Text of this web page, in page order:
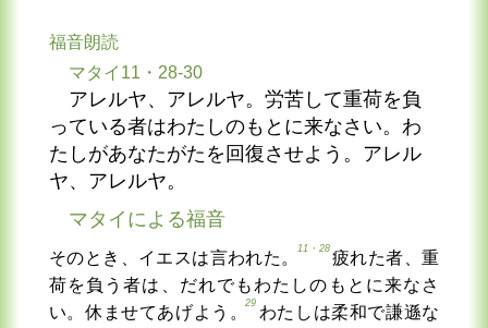
福音朗読
マタイ11・28-30
アレルヤ、アレルヤ。労苦して重荷を負
っている者はわたしのもとに来なさい。わ
たしがあなたがたを回復させよう。アレル
ヤ、アレルヤ。
マタイによる福音
そのとき、イエスは言われた。
11・28
疲れた者、重
荷を負う者は、だれでもわたしのもとに来なさ
い。休ませてあげよう。
29
わたしは柔和で謙遜な